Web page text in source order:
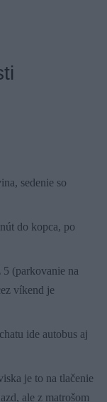
sedenie so
do kopca, po
(parkovanie na
víkend je
ide autobus aj
je to na tlačenie
ale z matrošom